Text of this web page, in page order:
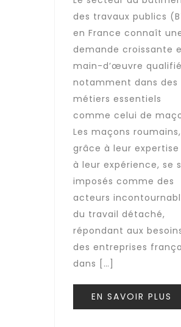
des travaux publics
en France connaît
demande croissante
main-d’œuvre
notamment dans des
métiers essentiels
comme celui de
Les maçons roumains,
grâce à leur
à leur expérience, se
imposés comme des
acteurs
du travail détaché,
répondant aux
des entreprises
dans […]
EN SAVOIR PLUS